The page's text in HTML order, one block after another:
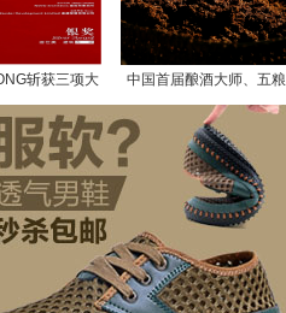
斩获三项大
新公寓时代
中国首届酿酒大师、五粮
液非遗传承人刘友金揭
秘：五粮液